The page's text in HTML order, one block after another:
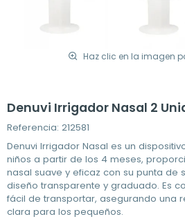
Haz clic en la imagen
Denuvi Irrigador Nasal 2
Referencia: 212581
Denuvi Irrigador Nasal es un
niños a partir de los 4 meses,
nasal suave y eficaz con su punta de
diseño transparente y graduado. Es
fácil de transportar, asegurando una
clara para los pequeños.